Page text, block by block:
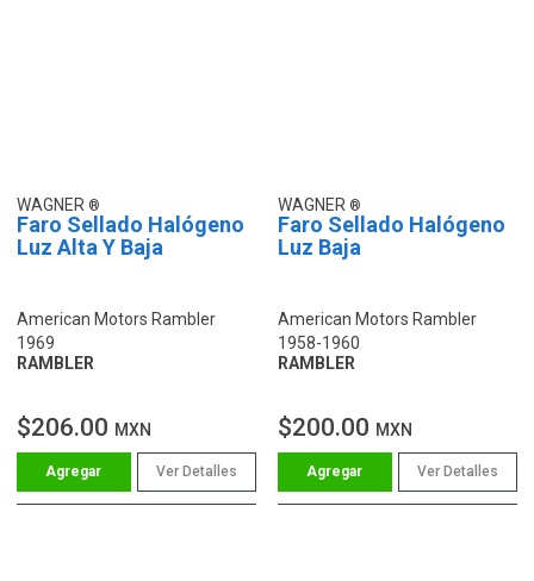
WAGNER
Faro Sellado Halógeno
Luz Alta Y Baja
American Motors Rambler
1969
RAMBLER
$206.00 MXN
Ver Detalles
WAGNER
Faro Sellado Halógeno
Luz Baja
American Motors Rambler
1958-1960
RAMBLER
$200.00 MXN
Ver Detalles